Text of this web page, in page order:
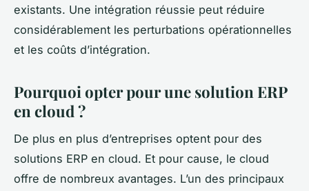
existants. Une intégration réussie peut réduire
considérablement les perturbations opérationnelles
et les coûts d’intégration.
Pourquoi opter pour une solution ERP
en cloud ?
De plus en plus d’entreprises optent pour des
solutions ERP en cloud. Et pour cause, le cloud
offre de nombreux avantages. L’un des principaux